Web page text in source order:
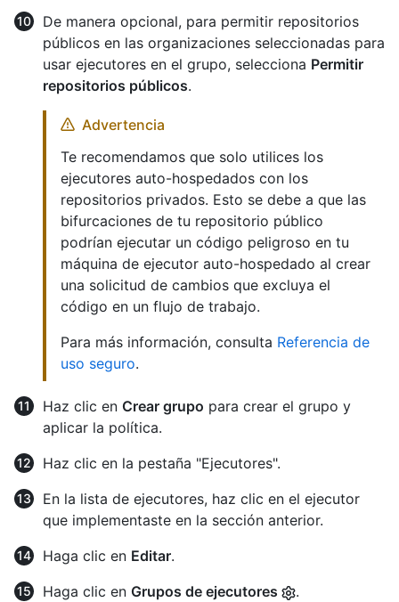
De manera opcional, para permitir repositorios
públicos en las organizaciones seleccionadas para
usar ejecutores en el grupo, selecciona Permitir
repositorios públicos.
Advertencia
Te recomendamos que solo utilices los
ejecutores auto-hospedados con los
repositorios privados. Esto se debe a que las
bifurcaciones de tu repositorio público
podrían ejecutar un código peligroso en tu
máquina de ejecutor auto-hospedado al crear
una solicitud de cambios que excluya el
código en un flujo de trabajo.
Para más información, consulta Referencia de
uso seguro.
Haz clic en Crear grupo para crear el grupo y
aplicar la política.
Haz clic en la pestaña "Ejecutores".
En la lista de ejecutores, haz clic en el ejecutor
que implementaste en la sección anterior.
Haga clic en Editar.
Haga clic en Grupos de ejecutores
.